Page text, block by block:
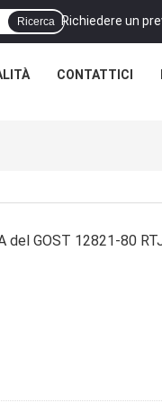
Richiedere un
Ricerca
CONTATTICI
del GOST 12821-80